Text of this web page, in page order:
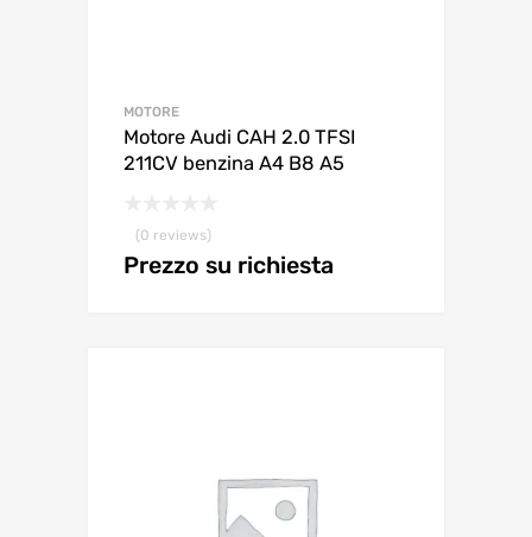
MOTORE
Motore Audi CAH 2.0 TFSI
211CV benzina A4 B8 A5
(0 reviews)
Prezzo su richiesta